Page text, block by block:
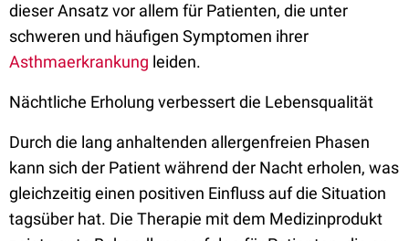
dieser Ansatz vor allem für Patienten, die unter
schweren und häufigen Symptomen ihrer
Asthmaerkrankung leiden.
Nächtliche Erholung verbessert die Lebensqualität
Durch die lang anhaltenden allergenfreien Phasen
kann sich der Patient während der Nacht erholen, was
gleichzeitig einen positiven Einfluss auf die Situation
tagsüber hat. Die Therapie mit dem Medizinprodukt